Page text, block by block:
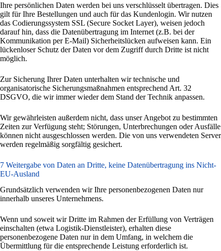
Ihre persönlichen Daten werden bei uns verschlüsselt übertragen. Dies
gilt für Ihre Bestellungen und auch für das Kundenlogin. Wir nutzen
das Codierungssystem SSL (Secure Socket Layer), weisen jedoch
darauf hin, dass die Datenübertragung im Internet (z.B. bei der
Kommunikation per E-Mail) Sicherheitslücken aufweisen kann. Ein
lückenloser Schutz der Daten vor dem Zugriff durch Dritte ist nicht
möglich.
Zur Sicherung Ihrer Daten unterhalten wir technische und
organisatorische Sicherungsmaßnahmen entsprechend Art. 32
DSGVO, die wir immer wieder dem Stand der Technik anpassen.
Wir gewährleisten außerdem nicht, dass unser Angebot zu bestimmten
Zeiten zur Verfügung steht; Störungen, Unterbrechungen oder Ausfälle
können nicht ausgeschlossen werden. Die von uns verwendeten Server
werden regelmäßig sorgfältig gesichert.
7 Weitergabe von Daten an Dritte, keine Datenübertragung ins Nicht-
EU-Ausland
Grundsätzlich verwenden wir Ihre personenbezogenen Daten nur
innerhalb unseres Unternehmens.
Wenn und soweit wir Dritte im Rahmen der Erfüllung von Verträgen
einschalten (etwa Logistik-Dienstleister), erhalten diese
personenbezogene Daten nur in dem Umfang, in welchem die
Übermittlung für die entsprechende Leistung erforderlich ist.